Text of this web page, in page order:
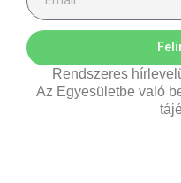
Rendszeres
Az Egyesületbe való